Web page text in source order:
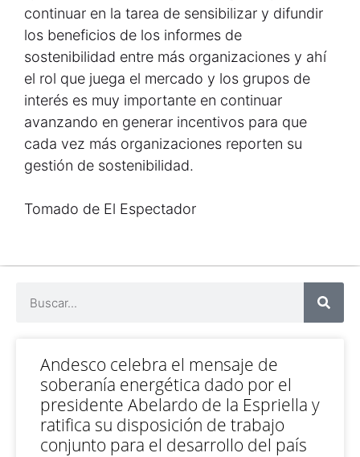
continuar en la tarea de sensibilizar y difundir
los beneficios de los informes de
sostenibilidad entre más organizaciones y ahí
el rol que juega el mercado y los grupos de
interés es muy importante en continuar
avanzando en generar incentivos para que
cada vez más organizaciones reporten su
gestión de sostenibilidad.
Tomado de El Espectador
Andesco celebra el mensaje de
soberanía energética dado por el
presidente Abelardo de la Espriella y
ratifica su disposición de trabajo
conjunto para el desarrollo del país